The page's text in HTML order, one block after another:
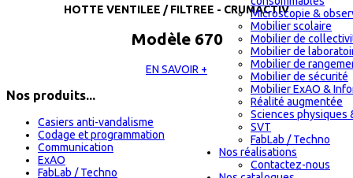
Microscopie &
Mobilier scolaire
Mobilier de
Mobilier de
Mobilier de
Mobilier de sécurité
Mobilier ExAO &
Réalité augmentée
Sciences physiques
SVT
FabLab / Techno
Nos réalisations
Contactez-nous
HOTTE VENTILEE / FILTREE - CRUMACTIV
Modèle 670
EN SAVOIR +
Nos produits...
Casiers anti-vandalisme
Codage et programmation
Communication
ExAO
FabLab / Techno